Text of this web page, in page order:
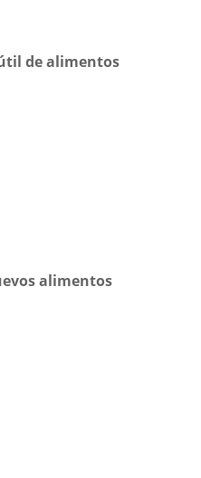
de alimentos
alimentos